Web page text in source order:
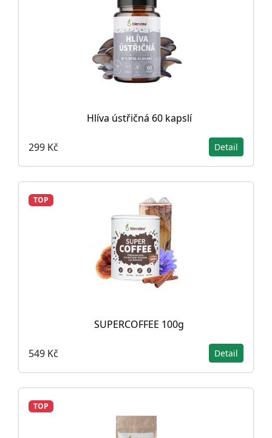
Hlíva ústřičná 60 kapslí
299 Kč Detail
TOP
SUPERCOFFEE 100g
549 Kč Detail
TOP